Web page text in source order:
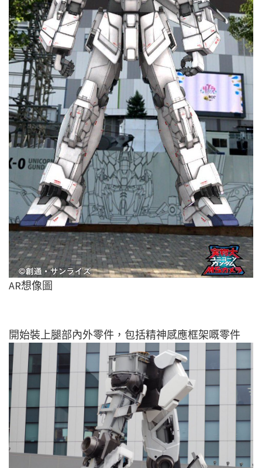
AR想像圖
開始裝上腿部內外零件，包括精神感應框架嘅零件